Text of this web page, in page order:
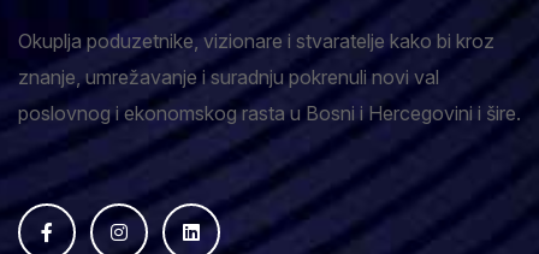
Okuplja poduzetnike, vizionare i stvaratelje kako bi kroz
znanje, umrežavanje i suradnju pokrenuli novi val
poslovnog i ekonomskog rasta u Bosni i Hercegovini i šire.